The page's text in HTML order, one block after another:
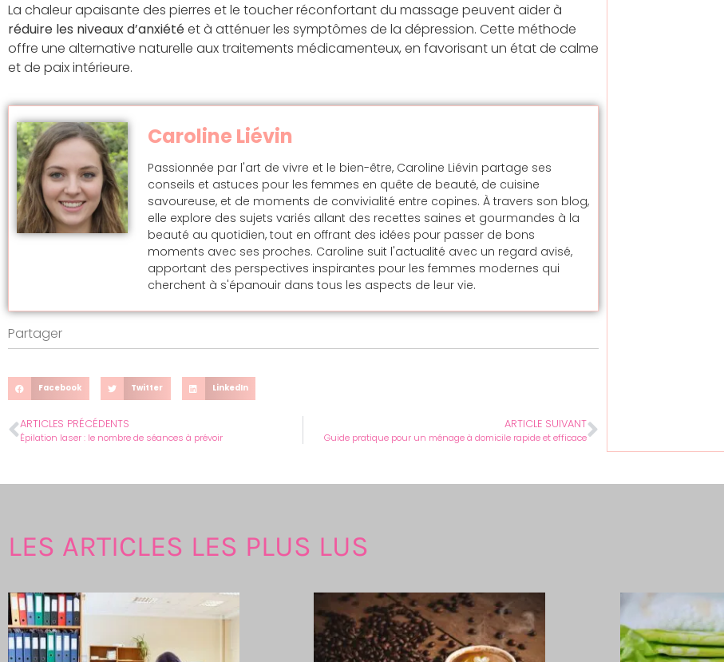
La chaleur apaisante des pierres et le toucher réconfortant du massage peuvent aider à
réduire les niveaux d’anxiétéet à atténuer les symptômes de la dépression. Cette méthode
offre une alternative naturelle aux traitements médicamenteux, en favorisant un état de calme
et de paix intérieure.
Caroline Liévin
Passionnée par l'art de vivre et le bien-être, Caroline Liévin partage ses
conseils et astuces pour les femmes en quête de beauté, de cuisine
savoureuse, et de moments de convivialité entre copines. À travers son blog,
elle explore des sujets variés allant des recettes saines et gourmandes à la
beauté au quotidien, tout en offrant des idées pour passer de bons
moments avec ses proches. Caroline suit l'actualité avec un regard avisé,
apportant des perspectives inspirantes pour les femmes modernes qui
cherchent à s'épanouir dans tous les aspects de leur vie.
Partager
Facebook Twitter LinkedIn
ARTICLES PRÉCÉDENTS
Épilation laser : le nombre de séances à prévoir
ARTICLE SUIVANT
Guide pratique pour un ménage à domicile rapide et efficace
LES ARTICLES LES PLUS LUS